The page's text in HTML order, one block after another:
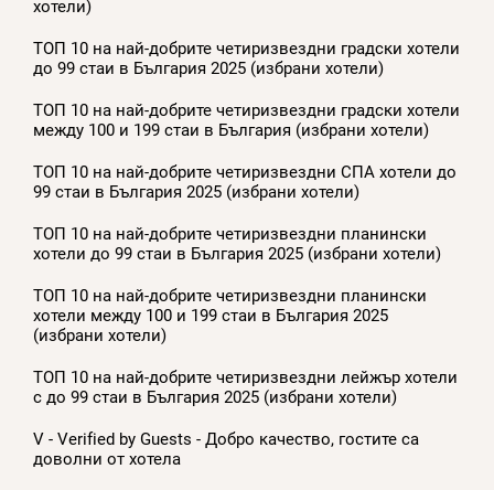
хотели)
ТОП 10 на най-добрите четиризвездни градски хотели
до 99 стаи в България 2025 (избрани хотели)
ТОП 10 на най-добрите четиризвездни градски хотели
между 100 и 199 стаи в България (избрани хотели)
ТОП 10 на най-добрите четиризвездни СПА хотели до
99 стаи в България 2025 (избрани хотели)
ТОП 10 на най-добрите четиризвездни планински
хотели до 99 стаи в България 2025 (избрани хотели)
ТОП 10 на най-добрите четиризвездни планински
хотели между 100 и 199 стаи в България 2025
(избрани хотели)
ТОП 10 на най-добрите четиризвездни лейжър хотели
с до 99 стаи в България 2025 (избрани хотели)
V - Verified by Guests - Добро качество, гостите са
доволни от хотела